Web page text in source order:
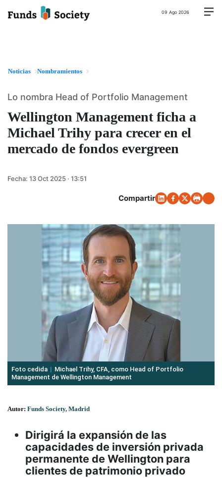
09 Ago 2026
Noticias Nombramientos
Wellington Management ficha a
Michael Trihy para crecer en el
mercado de fondos evergreen
Lo nombra Head of Portfolio Management
Fecha: 13 Oct 2025 · 13:51
Compartir
Foto cedida
Michael Trihy, CFA, como Head of Portfolio
Management de Wellington Management
Autor: Funds Society, Madrid
Dirigirá la expansión de las
capacidades de inversión privada
permanente de Wellington para
clientes de patrimonio privado